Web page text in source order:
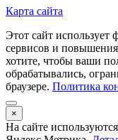
Карта сайта
Этот сайт использует
сервисов и
хотите, чтобы ваши
обрабатывались,
браузере. Политика
×
На сайте